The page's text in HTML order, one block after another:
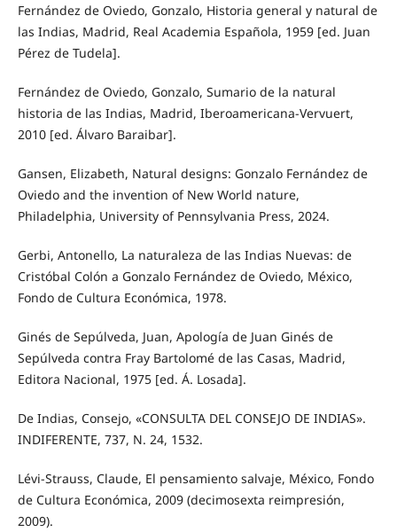
Fernández de Oviedo, Gonzalo, Historia general y natural de
las Indias, Madrid, Real Academia Española, 1959 [ed. Juan
Pérez de Tudela].
Fernández de Oviedo, Gonzalo, Sumario de la natural
historia de las Indias, Madrid, Iberoamericana-Vervuert,
2010 [ed. Álvaro Baraibar].
Gansen, Elizabeth, Natural designs: Gonzalo Fernández de
Oviedo and the invention of New World nature,
Philadelphia, University of Pennsylvania Press, 2024.
Gerbi, Antonello, La naturaleza de las Indias Nuevas: de
Cristóbal Colón a Gonzalo Fernández de Oviedo, México,
Fondo de Cultura Económica, 1978.
Ginés de Sepúlveda, Juan, Apología de Juan Ginés de
Sepúlveda contra Fray Bartolomé de las Casas, Madrid,
Editora Nacional, 1975 [ed. Á. Losada].
De Indias, Consejo, «CONSULTA DEL CONSEJO DE INDIAS».
INDIFERENTE, 737, N. 24, 1532.
Lévi-Strauss, Claude, El pensamiento salvaje, México, Fondo
de Cultura Económica, 2009 (decimosexta reimpresión,
2009).